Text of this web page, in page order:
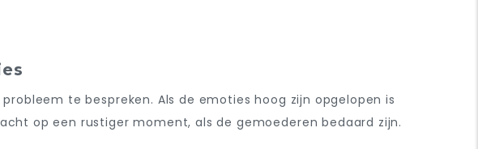
te bespreken. Als de emoties hoog zijn opgelopen is
op een rustiger moment, als de gemoederen bedaard zijn.